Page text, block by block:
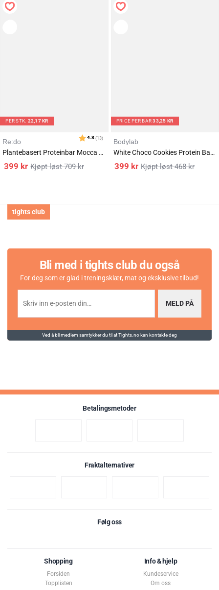
PER STK. 22,17 KR
Re:do
Plantebasert Proteinbar Mocca Latte 18x60g
709kr
399 kr
PRICE PER BAR33,25 KR
Bodylab
White Choco Cookies Protein Bar 12x55g
468kr
399 kr
tights club
Bli med i tights club du også
For deg som er glad i treningsklær, mat og eksklusive tilbud!
MELD PÅ
Ved å bli medlem samtykker du til at Tights.no kan kontakte deg
Betalingsmetoder
Fraktalternativer
Følg oss
Shopping
Forsiden
Topplisten
Info & hjelp
Kundeservice
Om oss